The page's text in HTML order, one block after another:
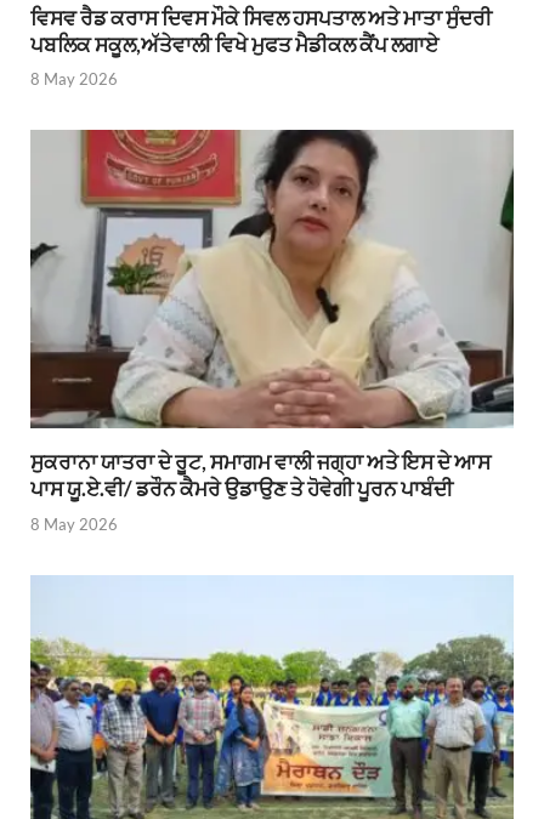
ਵਿਸਵ ਰੈਡ ਕਰਾਸ ਦਿਵਸ ਮੌਕੇ ਸਿਵਲ ਹਸਪਤਾਲ ਅਤੇ ਮਾਤਾ ਸੁੰਦਰੀ
ਪਬਲਿਕ ਸਕੂਲ,ਅੱਤੇਵਾਲੀ ਵਿਖੇ ਮੁਫਤ ਮੈਡੀਕਲ ਕੈਂਪ ਲਗਾਏ
8 May 2026
ਸੁਕਰਾਨਾ ਯਾਤਰਾ ਦੇ ਰੂਟ, ਸਮਾਗਮ ਵਾਲੀ ਜਗ੍ਹਾ ਅਤੇ ਇਸ ਦੇ ਆਸ
ਪਾਸ ਯੂ.ਏ.ਵੀ/ ਡਰੌਨ ਕੈਮਰੇ ਉਡਾਉਣ ਤੇ ਹੋਵੇਗੀ ਪੂਰਨ ਪਾਬੰਦੀ
8 May 2026